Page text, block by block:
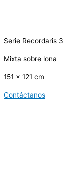
Serie Recordaris 3
Mixta sobre lona
151 x 121 cm
Contáctanos